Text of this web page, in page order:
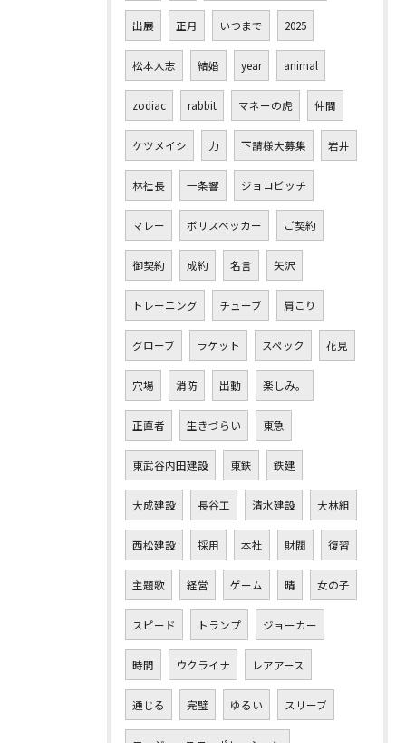
出展 正月 いつまで 2025
松本人志 結婚 year animal
zodiac rabbit マネーの虎 仲間
ケツメイシ 力 下請様大募集 岩井
林社長 一条響 ジョコビッチ
マレー ボリスベッカー ご契約
御契約 成約 名言 矢沢
トレーニング チューブ 肩こり
グローブ ラケット スペック 花見
穴場 消防 出動 楽しみ。
正直者 生きづらい 東急
東武谷内田建設 東鉄 鉄建
大成建設 長谷工 清水建設 大林組
西松建設 採用 本社 財閥 復習
主題歌 経営 ゲーム 晴 女の子
スピード トランプ ジョーカー
時間 ウクライナ レアアース
通じる 完璧 ゆるい スリーブ